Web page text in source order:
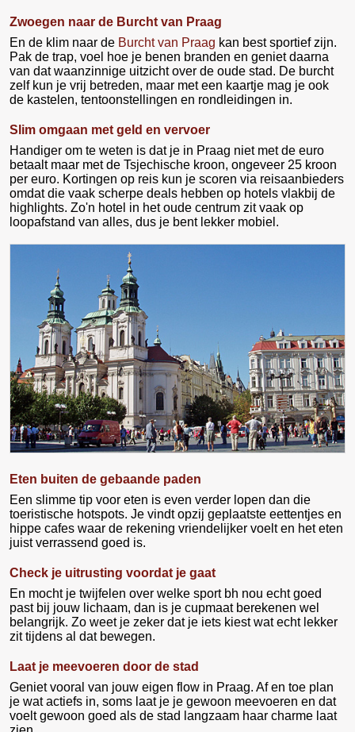
Zwoegen naar de Burcht van Praag
En de klim naar de Burcht van Praag kan best sportief zijn.
Pak de trap, voel hoe je benen branden en geniet daarna
van dat waanzinnige uitzicht over de oude stad. De burcht
zelf kun je vrij betreden, maar met een kaartje mag je ook
de kastelen, tentoonstellingen en rondleidingen in.
Slim omgaan met geld en vervoer
Handiger om te weten is dat je in Praag niet met de euro
betaalt maar met de Tsjechische kroon, ongeveer 25 kroon
per euro. Kortingen op reis kun je scoren via reisaanbieders
omdat die vaak scherpe deals hebben op hotels vlakbij de
highlights. Zo'n hotel in het oude centrum zit vaak op
loopafstand van alles, dus je bent lekker mobiel.
Eten buiten de gebaande paden
Een slimme tip voor eten is even verder lopen dan die
toeristische hotspots. Je vindt opzij geplaatste eettentjes en
hippe cafes waar de rekening vriendelijker voelt en het eten
juist verrassend goed is.
Check je uitrusting voordat je gaat
En mocht je twijfelen over welke sport bh nou echt goed
past bij jouw lichaam, dan is je cupmaat berekenen wel
belangrijk. Zo weet je zeker dat je iets kiest wat echt lekker
zit tijdens al dat bewegen.
Laat je meevoeren door de stad
Geniet vooral van jouw eigen flow in Praag. Af en toe plan
je wat actiefs in, soms laat je je gewoon meevoeren en dat
voelt gewoon goed als de stad langzaam haar charme laat